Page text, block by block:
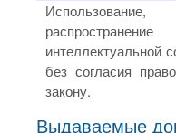
интеллектуальной
без согласия
закону.
Выдаваемые